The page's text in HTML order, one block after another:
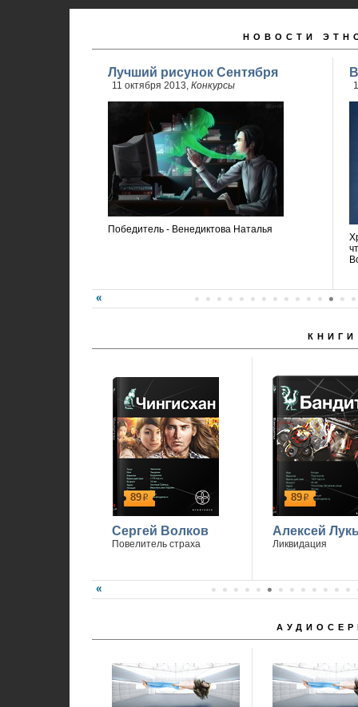
НОВОСТИ
Лучший рисунок Сентября
11 октября 2013, Конкурсы
Победитель - Венедиктова Наталья
КНИГИ
89р
Сергей Волков
Повелитель страха
89р
Алексей
Ликвидация